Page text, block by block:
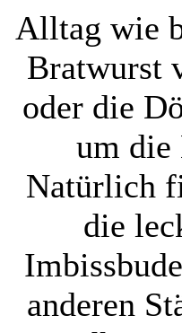
Alltag wie
Bratwurst
oder die
um die
Natürlich
die
anderen